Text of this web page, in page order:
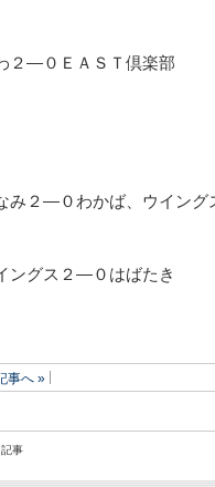
２―０ＥＡＳＴ倶楽部
み２―０わかば、ウイング
ングス２―０はばたき
事へ »
記事